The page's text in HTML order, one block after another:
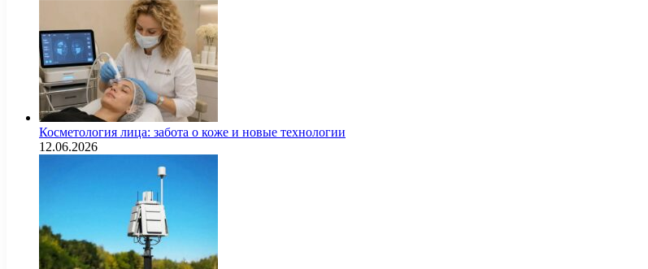
Косметология лица: забота о коже и новые технологии
12.06.2026